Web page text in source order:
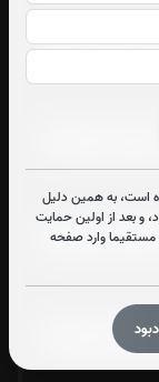
است، به همین دلیل
و بعد از اولین حمایت
مستقیما وارد صفحه